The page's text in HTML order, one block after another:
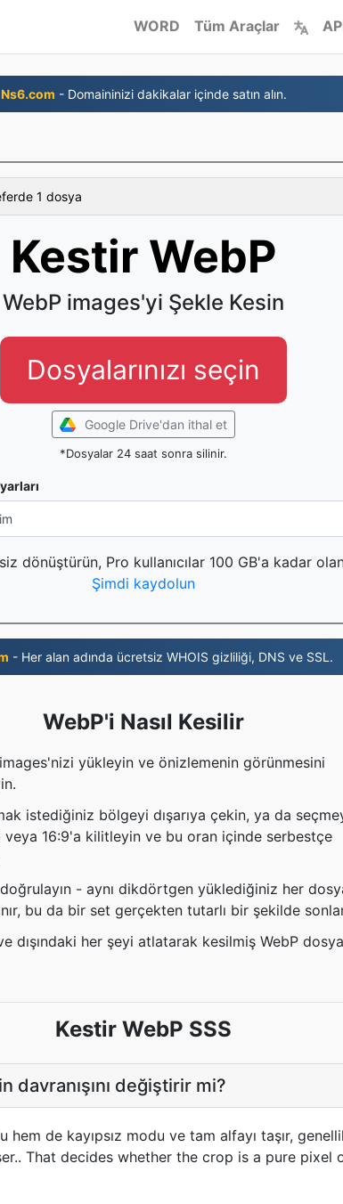
WORD Tüm Araçlar
Ns6.com - Domaininizi dakikalar içinde satın alın.
1 dosya
Kestir WebP
WebP images'yi Şekle Kesin
Dosyalarınızı seçin
Google Drive'dan ithal et
*Dosyalar 24 saat sonra silinir.
dönüştürün, Pro kullanıcılar 100 GB'a kadar
Şimdi kaydolun
- Her alan adında ücretsiz WHOIS gizliliği, DNS ve SSL.
WebP'i Nasıl Kesilir
yükleyin ve önizlemenin görünmesini
istediğiniz bölgeyi dışarıya çekin, ya da
veya 16:9'a kilitleyin ve bu oran içinde serbestçe
- aynı dikdörtgen yüklediğiniz her
bu da bir set gerçekten tutarlı bir şekilde
dışındaki her şeyi atlatarak kesilmiş WebP
Kestir WebP SSS
davranışını değiştirir mi?
hem de kayıpsız modu ve tam alfayı taşır,
That decides whether the crop is a pure pixel